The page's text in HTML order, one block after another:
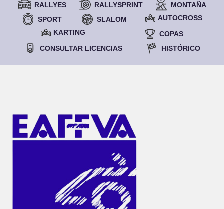
RALLYES RALLYSPRINT
MONTAÑA
SPORT
SLALOM
AUTOCROSS
KARTING
COPAS
CONSULTAR LICENCIAS
HISTÓRICO